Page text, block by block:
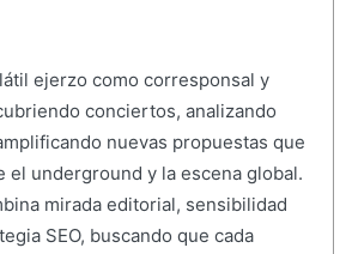
ejerzo como corresponsal y
conciertos, analizando
nuevas propuestas que
el underground y la escena global.
mirada editorial, sensibilidad
SEO, buscando que cada